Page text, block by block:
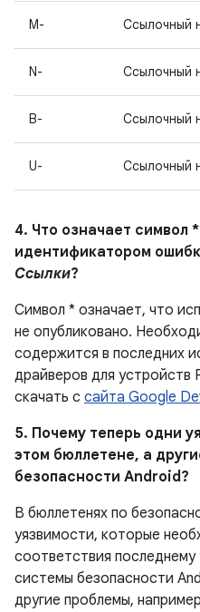
M- Ссылочный
N- Ссылочный
B- Ссылочный
U- Ссылочный
4. Что означает символ
идентификатором
Ссылки?
Символ * означает, что
не опубликовано.
содержится в последних
драйверов для устройств
скачать с сайта Google
5. Почему теперь одни
этом бюллетене, а
безопасности Android?
В бюллетенях по
уязвимости, которые
соответствия последнему
системы безопасности
другие проблемы,